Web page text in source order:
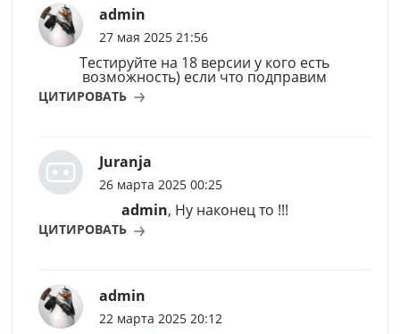
admin
27 мая 2025 21:56
Тестируйте на 18 версии у кого есть
возможность) если что подправим
ЦИТИРОВАТЬ
Juranja
26 марта 2025 00:25
admin, Ну наконец то !!!
ЦИТИРОВАТЬ
admin
22 марта 2025 20:12